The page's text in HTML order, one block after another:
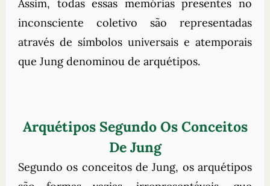
Assim, todas essas memórias presentes no
inconsciente coletivo são representadas
através de símbolos universais e atemporais
que Jung denominou de arquétipos.
Arquétipos Segundo Os Conceitos
De Jung
Segundo os conceitos de Jung, os arquétipos